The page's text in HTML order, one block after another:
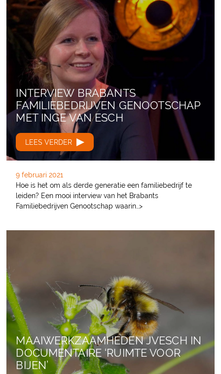
INTERVIEW BRABANTS
FAMILIEBEDRIJVEN GENOOTSCHAP
MET INGE VAN ESCH
LEES VERDER
9 februari 2021
Hoe is het om als derde generatie een familiebedrijf te
leiden? Een mooi interview van het Brabants
Familiebedrijven Genootschap waarin…>
MAAIWERKZAAMHEDEN JVESCH IN
DOCUMENTAIRE ‘RUIMTE VOOR
BIJEN’